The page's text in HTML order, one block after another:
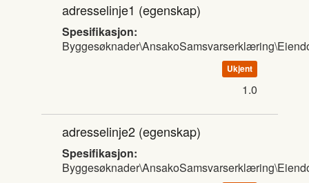
adresselinje1 (egenskap)
Spesifikasjon:
Ukjent
1.0
adresselinje2 (egenskap)
Spesifikasjon: